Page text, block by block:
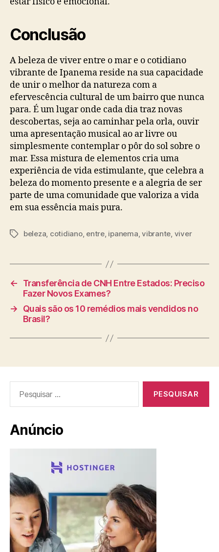
Conclusão
A beleza de viver entre o mar e o cotidiano
vibrante de Ipanema reside na sua capacidade
de unir o melhor da natureza com a
efervescência cultural de um bairro que nunca
para. É um lugar onde cada dia traz novas
descobertas, seja ao caminhar pela orla, ouvir
uma apresentação musical ao ar livre ou
simplesmente contemplar o pôr do sol sobre o
mar. Essa mistura de elementos cria uma
experiência de vida estimulante, que celebra a
beleza do momento presente e a alegria de ser
parte de uma comunidade que valoriza a vida
em sua essência mais pura.
Tagsbeleza, cotidiano, entre, ipanema,vibrante, viver
←
Transferência de CNH Entre Estados: Preciso
Fazer Novos Exames?
→
Quais são os 10 remédios mais vendidos no
Brasil?
por:
Anúncio